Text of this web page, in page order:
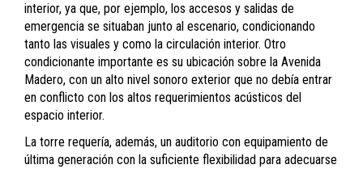
interior, ya que, por ejemplo, los accesos y salidas de
emergencia se situaban junto al escenario, condicionando
tanto las visuales y como la circulación interior. Otro
condicionante importante es su ubicación sobre la Avenida
Madero, con un alto nivel sonoro exterior que no debía entrar
en conflicto con los altos requerimientos acústicos del
espacio interior.
La torre requería, además, un auditorio con equipamiento de
última generación con la suficiente flexibilidad para adecuarse